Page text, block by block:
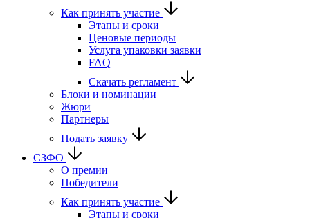
Как принять участие
Этапы и сроки
Ценовые периоды
Услуга упаковки заявки
FAQ
Скачать регламент
Блоки и номинации
Жюри
Партнеры
Подать заявку
СЗФО
О премии
Победители
Как принять участие
Этапы и сроки